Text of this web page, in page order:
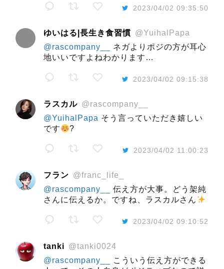
2023/04/02 09:35:50
ゆいはる|長生き食習慣 @YuihalPapa
@rascompany__
ネガよりポジの方が耳心
地いいですよねわかります…
2023/04/02 09:15:38
ラスカル @rascompany__
@YuihalPapa そう言っていただき嬉しい
です
?
2023/04/02 11:00:23
フラン @franc_life_
@rascompany__
伝え方が大事。どう架純
さんに伝えるか。ですね、ラスカルさん
2023/04/02 09:10:52
tanki @tanki0024
@rascompany__
こういう伝え方ができる